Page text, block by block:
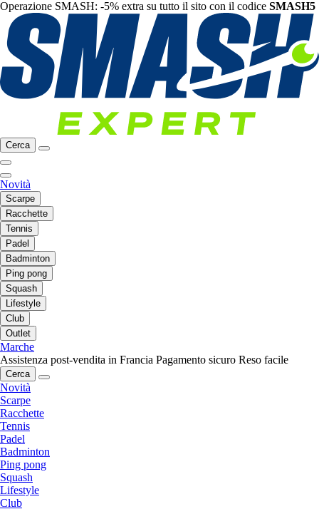
Operazione SMASH: -5% extra su tutto il sito con il codice SMASH5
Cerca
Novità
Scarpe
Racchette
Tennis
Padel
Badminton
Ping pong
Squash
Lifestyle
Club
Outlet
Marche
Assistenza post-vendita in Francia Pagamento sicuro Reso facile
Cerca
Novità
Scarpe
Racchette
Tennis
Padel
Badminton
Ping pong
Squash
Lifestyle
Club